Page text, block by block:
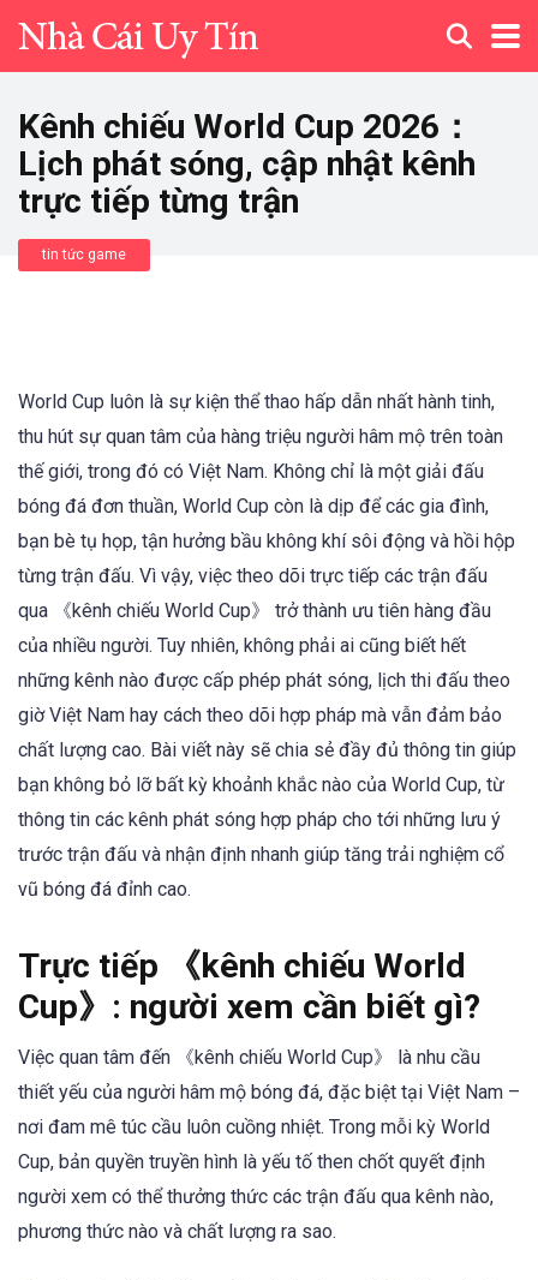
Kênh chiếu World Cup 2026：
Lịch phát sóng, cập nhật kênh
trực tiếp từng trận
tin tức game
World Cup luôn là sự kiện thể thao hấp dẫn nhất hành tinh,
thu hút sự quan tâm của hàng triệu người hâm mộ trên toàn
thế giới, trong đó có Việt Nam. Không chỉ là một giải đấu
bóng đá đơn thuần, World Cup còn là dịp để các gia đình,
bạn bè tụ họp, tận hưởng bầu không khí sôi động và hồi hộp
từng trận đấu. Vì vậy, việc theo dõi trực tiếp các trận đấu
qua 《kênh chiếu World Cup》 trở thành ưu tiên hàng đầu
của nhiều người. Tuy nhiên, không phải ai cũng biết hết
những kênh nào được cấp phép phát sóng, lịch thi đấu theo
giờ Việt Nam hay cách theo dõi hợp pháp mà vẫn đảm bảo
chất lượng cao. Bài viết này sẽ chia sẻ đầy đủ thông tin giúp
bạn không bỏ lỡ bất kỳ khoảnh khắc nào của World Cup, từ
thông tin các kênh phát sóng hợp pháp cho tới những lưu ý
trước trận đấu và nhận định nhanh giúp tăng trải nghiệm cổ
vũ bóng đá đỉnh cao.
Trực tiếp 《kênh chiếu World
Cup》: người xem cần biết gì?
Việc quan tâm đến 《kênh chiếu World Cup》 là nhu cầu
thiết yếu của người hâm mộ bóng đá, đặc biệt tại Việt Nam –
nơi đam mê túc cầu luôn cuồng nhiệt. Trong mỗi kỳ World
Cup, bản quyền truyền hình là yếu tố then chốt quyết định
người xem có thể thưởng thức các trận đấu qua kênh nào,
phương thức nào và chất lượng ra sao.